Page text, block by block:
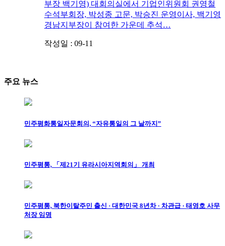
부장 백기영) 대회의실에서 기업인위원회 권영철
수석부회장, 박성종 고문, 박승진 운영이사, 백기영
경남지부장이 참여한 가운데 추석…
작성일 : 09-11
주요 뉴스
민주평화통일자문회의, “자유통일의 그 날까지”
민주평통, 「제21기 유라시아지역회의」 개최
민주평통, 북한이탈주민 출신 · 대한민국 8년차 · 차관급 · 태영호 사무
처장 임명